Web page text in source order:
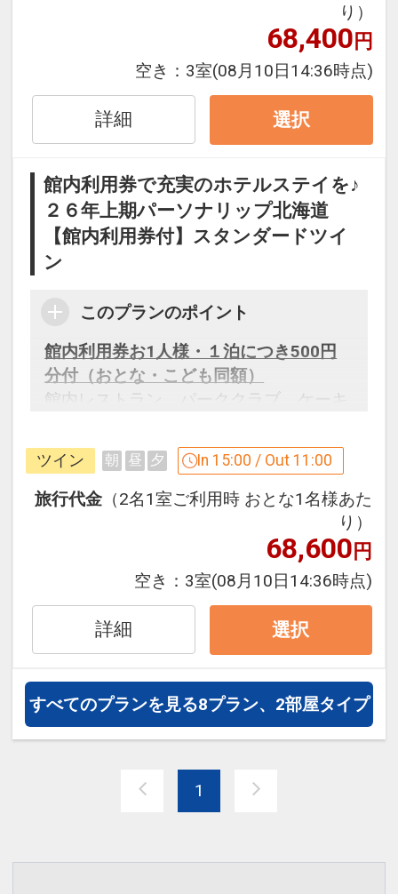
り）
68,400円
空き： 3室(08月10日14:36時点)
詳細 選択
館内利用券で充実のホテルステイを♪
２６年上期パーソナリップ北海道
【館内利用券付】スタンダードツイ
ン
このプランのポイント
館内利用券お1人様・１泊につき500円
分付（おとな・こども同額）
館内レストラン、パーククラブ、ケーキ
※チェックイン時のお渡しとなります。
※お釣りや未使用時の返金はございませ
※一部施設や商品でご利用いただけない
ものがございます。
※添寝のお子様にはつきません。
旅行代金に含まれます。
設定期間：2026年4月1日～2026年11月
30日
インターネットコース番号：DP-1-
ツイン 朝 昼 夕 In 15:00 / Out 11:00
旅行代金 （2名1室ご利用時 おとな1名様あた
り）
68,600円
空き： 3室(08月10日14:36時点)
詳細 選択
すべてのプランを見る8プラン、2部屋タイプ
1